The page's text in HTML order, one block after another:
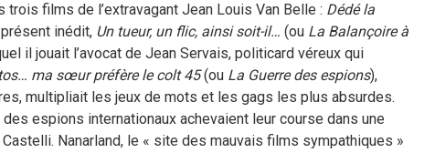
films de l’extravagant Jean Louis Van Belle : Dédé la
inédit, Un tueur, un flic, ainsi soit-il… (ou La Balançoire à
il jouait l’avocat de Jean Servais, politicard véreux qui
ma sœur préfère le colt 45(ou La Guerre des espions),
multipliait les jeux de mots et les gags les plus absurdes.
espions internationaux achevaient leur course dans une
Nanarland, le « site des mauvais films sympathiques »